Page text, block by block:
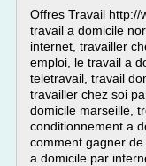
Offres Travail http://
travail a domicile
internet, travailler
emploi, le travail a
teletravail, travail
travailler chez soi
domicile marseille,
conditionnement a
comment gagner
a domicile par